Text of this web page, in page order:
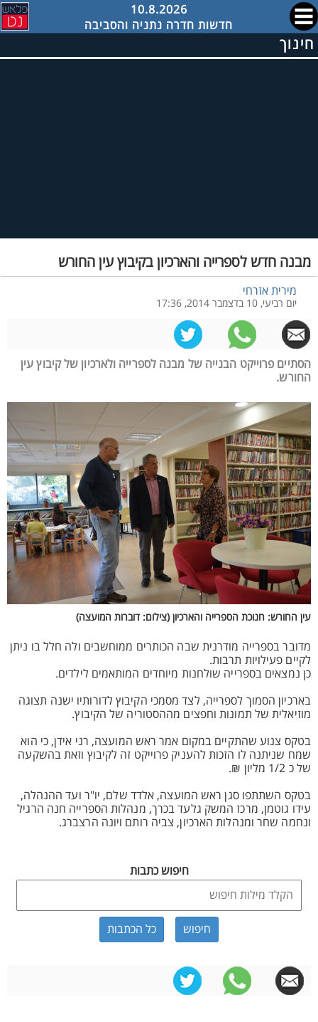
10.8.2026
חדשות חדרה נתניה והסביבה
חינוך
מבנה חדש לספרייה והארכיון בקיבוץ עין החורש
מירית אזרחי
יום רביעי, 10 בדצמבר 2014, 17:36
הסתיים פרוייקט הבנייה של מבנה לספרייה ולארכיון של קיבוץ עין
החורש.
עין החורש: חנוכת הספרייה והארכיון (צילום: דוברות המועצה)
מדובר בספרייה מודרנית שבה הכותרים ממוחשבים ולה חלל בו ניתן
לקיים פעילויות תרבות.
כן נמצאים בספרייה שולחנות מיוחדים המותאמים לילדים.
בארכיון הסמוך לספרייה, לצד מסמכי הקיבוץ לדורותיו ישנה תצוגה
מוזיאלית של תמונות וחפצים מההסטוריה של הקיבוץ.
בטקס צנוע שהתקיים במקום אמר ראש המועצה, רני אידן, כי הוא
שמח שניתנה לו הזכות להעניק פרוייקט זה לקיבוץ וזאת בהשקעה
של כ 1/2 מליון ₪.
בטקס השתתפו סגן ראש המועצה, אלדד שלם, יו"ר ועד ההנהלה,
עידו גוטמן, מרכז המשק גלעד בכרך, מנהלות הספרייה חנה הרגיל
ונחמה שחר ומנהלות הארכיון, צביה רותם ויונה הרצברג.
חיפוש כתבות
כל הכתבות